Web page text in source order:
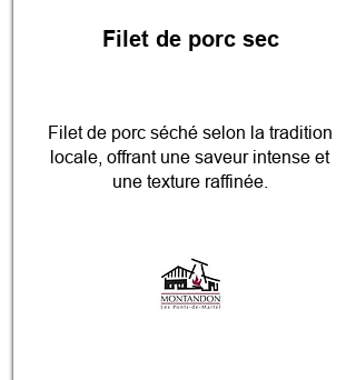
Filet de porc sec
Filet de porc séché selon la tradition
locale, offrant une saveur intense et
une texture raffinée.